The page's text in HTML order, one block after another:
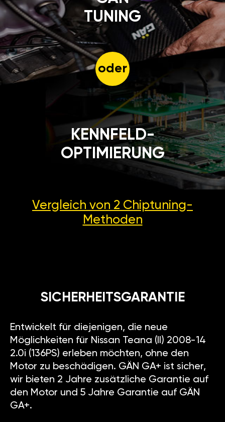
TUNING
oder
KENNFELD-
OPTIMIERUNG
Vergleich von 2 Chiptuning-
Methoden
SICHERHEITSGARANTIE
Entwickelt für diejenigen, die neue
Möglichkeiten für Nissan Teana (II) 2008-14
2.0i (136PS) erleben möchten, ohne den
Motor zu beschädigen. GÄN GA+ ist sicher,
wir bieten 2 Jahre zusätzliche Garantie auf
den Motor und 5 Jahre Garantie auf GÄN
GA+.